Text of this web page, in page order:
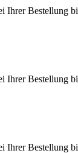
Bestellung
Bestellung
Bestellung